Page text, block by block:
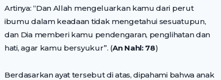
Artinya: “Dan Allah mengeluarkan kamu dari perut
ibumu dalam keadaan tidak mengetahui sesuatupun,
dan Dia memberi kamu pendengaran, penglihatan dan
hati, agar kamu bersyukur”. (An Nahl: 78)
Berdasarkan ayat tersebut di atas, dipahami bahwa anak